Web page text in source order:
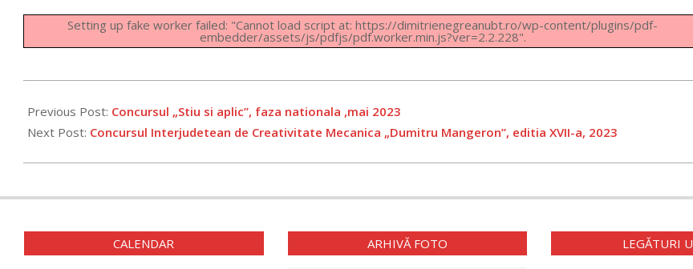
Setting up fake worker failed: "Cannot load script at: https://dimitrienegreanubt.ro/wp-content/plugins/pdf-
embedder/assets/js/pdfjs/pdf.worker.min.js?ver=2.2.228".
06-
08
Previous Post: Concursul „Stiu si aplic”, faza nationala ,mai 2023
Next Post: Concursul Interjudetean de Creativitate Mecanica „Dumitru Mangeron”, editia XVII-a, 2023
CALENDAR ARHIVĂ FOTO LEGĂTURI